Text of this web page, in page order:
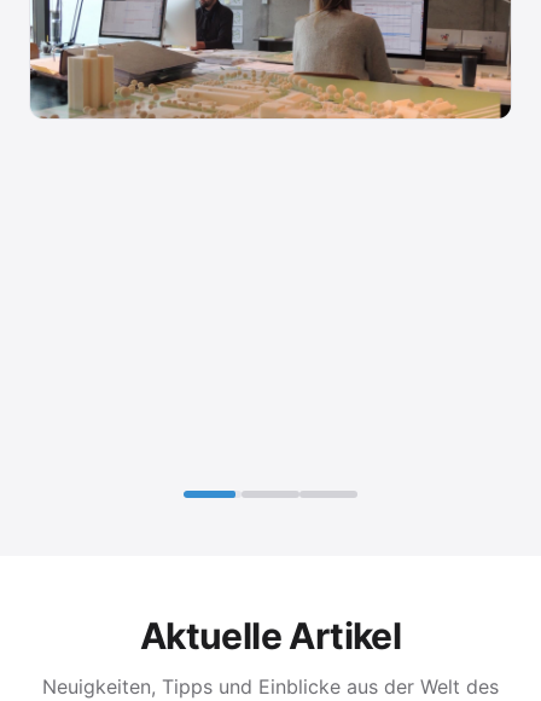
Aktuelle Artikel
Neuigkeiten, Tipps und Einblicke aus der Welt des